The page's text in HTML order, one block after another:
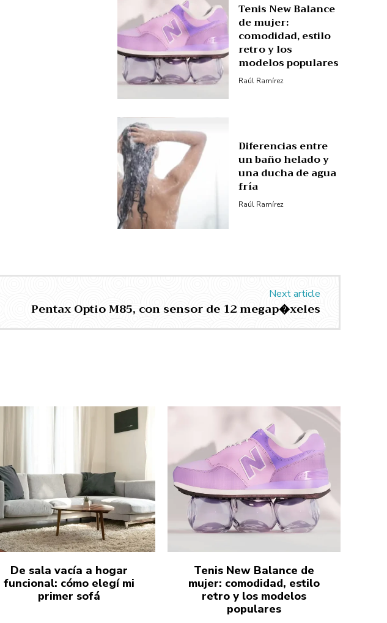
Tenis New Balance
de mujer:
comodidad, estilo
retro y los
modelos populares
Raúl Ramírez
Diferencias entre
un baño helado y
una ducha de agua
fría
Raúl Ramírez
Next article
Pentax Optio M85, con sensor de 12 megap�xeles
De sala vacía a hogar
funcional: cómo elegí mi
primer sofá
Tenis New Balance de
mujer: comodidad, estilo
retro y los modelos
populares